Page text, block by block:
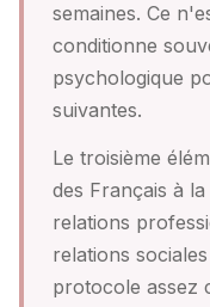
semaines. Ce
conditionne
psychologique
suivantes.
Le troisième
des Français à
relations
relations
protocole assez